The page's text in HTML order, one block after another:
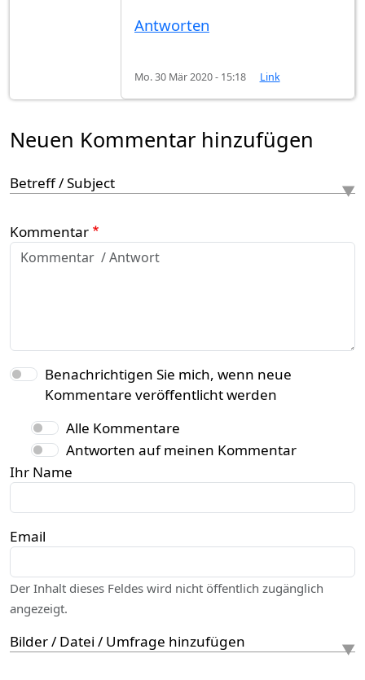
Antworten
Mo. 30 Mär 2020 - 15:18 Link
Neuen Kommentar hinzufügen
Betreff / Subject
Kommentar
Benachrichtigen Sie mich, wenn neue
Kommentare veröffentlicht werden
Alle Kommentare
Antworten auf meinen Kommentar
Ihr Name
Email
Der Inhalt dieses Feldes wird nicht öffentlich zugänglich
angezeigt.
Bilder / Datei / Umfrage hinzufügen